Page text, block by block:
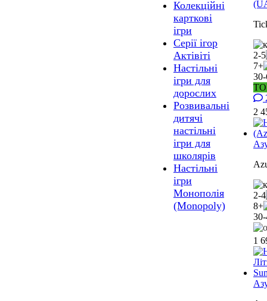
Колекційні
карткові
ігри
Серії ігор
Актівіті
Настільні
ігри для
дорослих
Розвивальні
дитячі
настільні
ігри для
школярів
Настільні
ігри
Монополія
(Monopoly)
2-5
7+
2
2-4
8+
1